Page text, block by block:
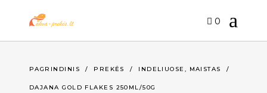
0
PAGRINDINIS / PREKĖS / INDELIUOSE , MAISTAS /
DAJANA GOLD FLAKES 250ML/50G